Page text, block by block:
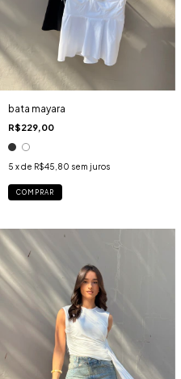
bata mayara
R$229,00
5 x de R$45,80 sem juros
COMPRAR